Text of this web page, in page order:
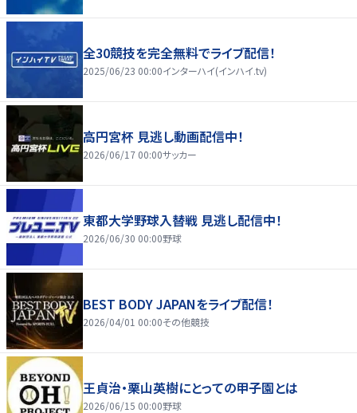
全30競技を完全無料でライブ配信！
2025/06/23 00:00インターハイ(インハイ.tv)
高円宮杯 見逃し動画配信中！
2026/06/17 00:00サッカー
東都大学野球入替戦 見逃し配信中！
2026/06/30 00:00野球
BEST BODY JAPANをライブ配信！
2026/04/01 00:00その他競技
王貞治・栗山英樹にとっての甲子園とは
2026/06/15 00:00野球